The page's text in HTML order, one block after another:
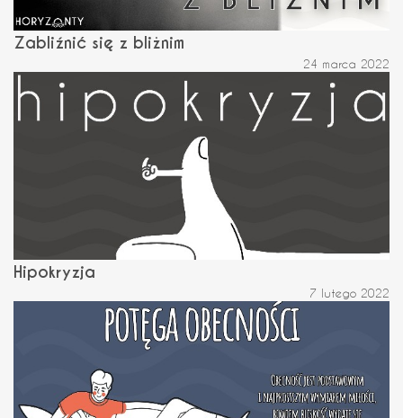
Zabliźnić się z bliżnim
24 marca 2022
Hipokryzja
7 lutego 2022